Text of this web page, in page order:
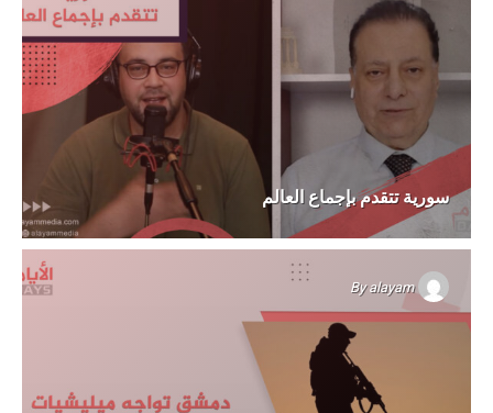
سورية تتقدم بإجماع العالم
Byalayam